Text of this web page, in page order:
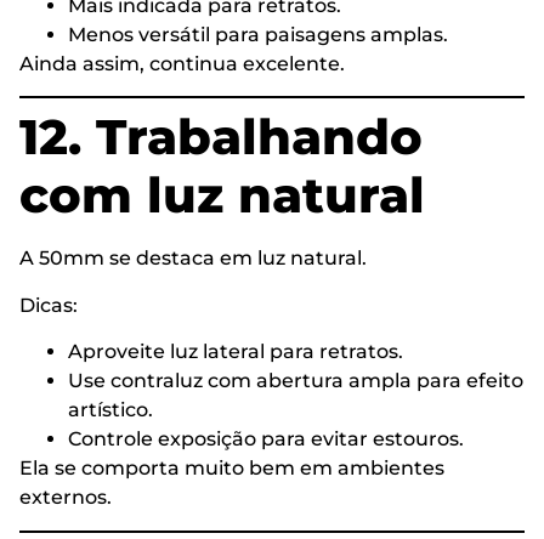
Mais indicada para retratos.
Menos versátil para paisagens amplas.
Ainda assim, continua excelente.
12. Trabalhando
com luz natural
A 50mm se destaca em luz natural.
Dicas:
Aproveite luz lateral para retratos.
Use contraluz com abertura ampla para efeito
artístico.
Controle exposição para evitar estouros.
Ela se comporta muito bem em ambientes
externos.